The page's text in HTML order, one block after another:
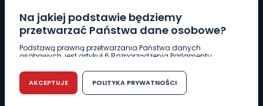
Na jakiej podstawie będziemy
przetwarzać Państwa dane osobowe?
Podstawą prawną przetwarzania Państwa danych
osobowych, jest artykuł 6 Rozporządzenia Parlamentu
r. w sprawie ochrony osób fizycznych w związku z
przetwarzaniem danych osobowych w sprawie
swobodnego przepływu takich danych oraz uchylenia
dyrektywy 95/46/WE (RODO).
AKCEPTUJE POLITYKA PRYWATNOŚCI
DZIAŁ REKLAMY
62 735 01 85 reklama@wlkp24.info
WIADOMOŚCI
CIEKAWOSTKI